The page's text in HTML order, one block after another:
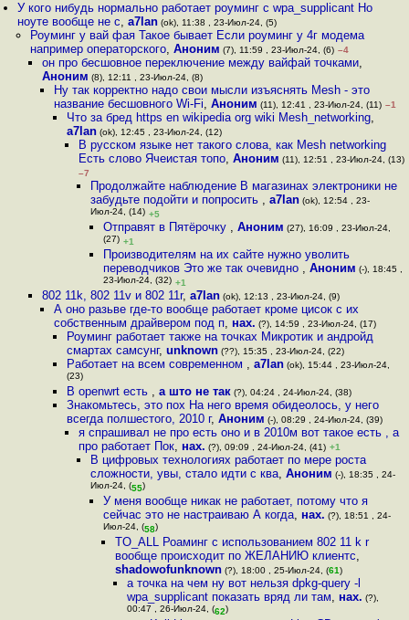
У кого нибудь нормально работает роуминг с wpa_supplicant Но
ноуте вообще не с,a7lan (ok), 11:38 , 23-Июл-24, (5)
Роуминг у вай фая Такое бывает Если роуминг у 4г модема
например операторского, Аноним (7), 11:59 , 23-Июл-24, (6) –4
он про бесшовное переключение между вайфай точками,
Аноним (8), 12:11 , 23-Июл-24, (8)
Ну так корректно надо свои мысли изъяснять Mesh - это
название бесшовного Wi-Fi,Аноним (11), 12:41 , 23-Июл-24, (11) –1
Что за бред https en wikipedia org wiki Mesh_networking,
a7lan(ok), 12:45 , 23-Июл-24, (12)
В русском языке нет такого слова, как Mesh networking
Есть слово Ячеистая топо, Аноним (11), 12:51 , 23-Июл-24, (13)
–7
Продолжайте наблюдение В магазинах электроники не
забудьте подойти и попросить ,a7lan (ok), 12:54 , 23-
Июл-24, (14) +5
Отправят в Пятёрочку , Аноним (27), 16:09 , 23-Июл-24,
(27) +1
Производителям на их сайте нужно уволить
переводчиков Это же так очевидно , Аноним (-), 18:45 ,
23-Июл-24, (32) +1
802 11k, 802 11v и 802 11r, a7lan(ok), 12:13 , 23-Июл-24, (9)
А оно разьве где-то вообще работает кроме цисок с их
собственным драйвером под п, нах. (?), 14:59 , 23-Июл-24, (17)
Роуминг работает также на точках Микротик и андройд
смартах самсунг, unknown(??), 15:35 , 23-Июл-24, (22)
Работает на всем современном , a7lan(ok), 15:44 , 23-Июл-24,
(23)
В openwrt есть , а што не так(?), 04:24 , 24-Июл-24, (38)
Знакомьтесь, это пох На него время обидеолось, у него
всегда полшестого, 2010 г, Аноним (-), 08:29 , 24-Июл-24, (39)
я спрашивал не про есть оно и в 2010м вот такое есть , а
про работает Пок, нах. (?), 09:09 , 24-Июл-24, (41) +1
В цифровых технологиях работает по мере роста
сложности, увы, стало идти с ква,Аноним (-), 18:35 , 24-
Июл-24, (55)
У меня вообще никак не работает, потому что я
сейчас это не настраиваю А когда, нах. (?), 18:51 , 24-
Июл-24, (58)
TO_ALL Роаминг с использованием 802 11 k r
вообще происходит по ЖЕЛАНИЮ клиентс,
shadowofunknown(?), 18:00 , 25-Июл-24, (61)
а точка на чем ну вот нельзя dpkg-query -l
wpa_supplicant показать вряд ли там, нах. (?),
00:47 , 26-Июл-24, (62)